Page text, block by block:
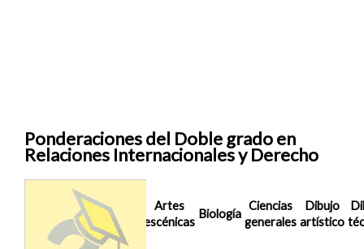
Ponderaciones del Doble grado en
Relaciones Internacionales y Derecho
Nota de
Corte
2025/26
Artes
escénicas
Biología
Ciencias
generales
Dibujo
artístico